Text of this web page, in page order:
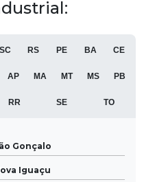
SC RS PE BA CE
AP MA MT MS PB
RR SE TO
Gonçalo
Iguaçu